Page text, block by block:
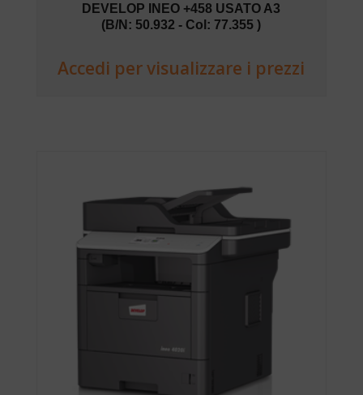
DEVELOP INEO +458 USATO A3
(B/N: 50.932 - Col: 77.355 )
Accedi per visualizzare i prezzi